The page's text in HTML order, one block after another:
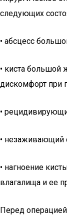
следующих
• абсцесс
• киста
дискомфорт при
•
• незаживающий
• нагноение
влагалища и ее
Перед